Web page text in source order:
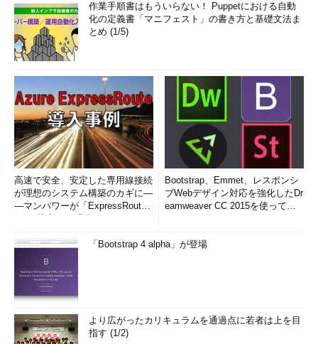
作業手順書はもういらない！ Puppetにおける自動
化の定義書「マニフェスト」の書き方と基礎文法ま
とめ (1/5)
高速で安全、安定した専用線接続
が理想のシステム構築のカギに―
―マンパワーが「ExpressRout
Bootstrap、Emmet、レスポンシ
ブWebデザイン対応を強化したDr
eamweaver CC 2015を使って
「Bootstrap 4 alpha」が登場
より広がったカリキュラムを通過点に若者は上を目
指す (1/2)